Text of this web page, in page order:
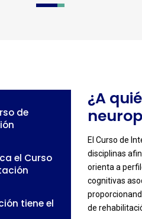
0 1
de
el Curso
tiene el
¿A
El Curso de
disciplinas
orienta a
cognitivas
de
-